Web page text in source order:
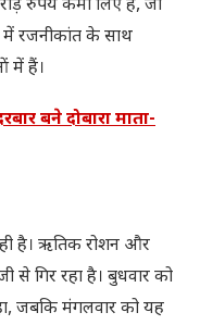
रुपये कमा लिए हैं, जो
में रजनीकांत के साथ
में हैं।
बने दोबारा माता-
है। ऋतिक रोशन और
से गिर रहा है। बुधवार को
जबकि मंगलवार को यह